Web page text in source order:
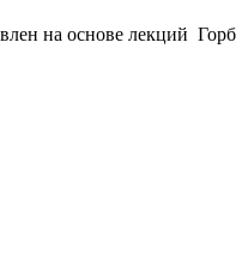
на основе лекций